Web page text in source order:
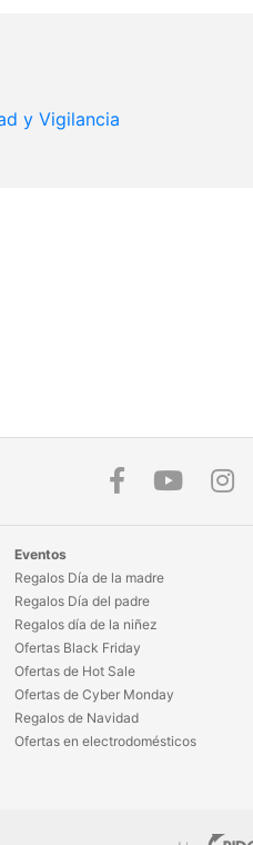
y Vigilancia
Eventos
Regalos Día de la madre
Regalos Día del padre
Regalos día de la niñez
Ofertas Black Friday
Ofertas de Hot Sale
Ofertas de Cyber Monday
Regalos de Navidad
Ofertas en electrodomésticos